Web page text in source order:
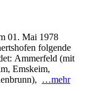
01. Mai 1978
folgende
Ammerfeld (mit
Emskeim,
…mehr